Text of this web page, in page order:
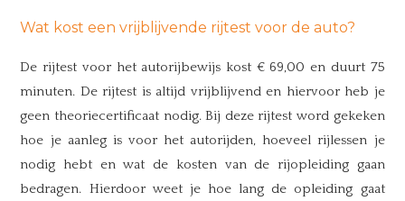
Wat kost een vrijblijvende rijtest voor de auto?
De rijtest voor het autorijbewijs kost € 69,00 en duurt 75
minuten. De rijtest is altijd vrijblijvend en hiervoor heb je
geen theoriecertificaat nodig. Bij deze rijtest word gekeken
hoe je aanleg is voor het autorijden, hoeveel rijlessen je
nodig hebt en wat de kosten van de rijopleiding gaan
bedragen. Hierdoor weet je hoe lang de opleiding gaat